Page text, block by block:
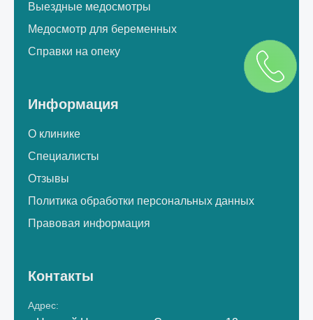
Выездные медосмотры
Медосмотр для беременных
Справки на опеку
Информация
О клинике
Специалисты
Отзывы
Политика обработки персональных данных
Правовая информация
Контакты
Адрес: